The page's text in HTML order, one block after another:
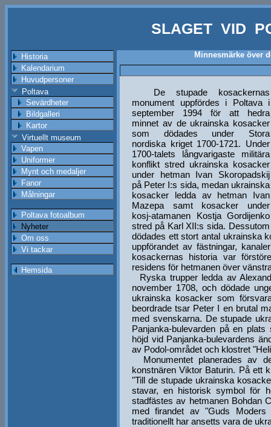
SLAGET VID
Historia
Kalendarium
Huvudpersoner
Poltava
Sevärdheter
Bildgalleri
Kartor
Virtuellt museum
Vapen
Uniformer
Mynt och medaljer
Fanor
Målningar
Poltava fotoalbum
Nyheter
Om oss
Vi tackar
Hemsida
Minnesmärke över
De stupade kosackernas
monument uppfördes i Poltava i
september 1994 för att hedra
minnet av de ukrainska kosacker
som dödades under Stora
nordiska kriget 1700-1721. Under
1700-talets långvarigaste militära
konflikt stred ukrainska kosacker
under hetman Ivan Skoropadskij
på Peter I:s sida, medan ukrainska
kosacker ledda av hetman Ivan
Mazepa samt kosacker under
kosj-atamanen Kostja Gordijenko
stred på Karl XII:s sida. Dessutom
dödades ett stort antal ukrainska
uppförandet av fästningar,
kosackernas historia var
residens för hetmanen över
Ryska trupper ledda av
november 1708, och dödade
ukrainska kosacker som
beordrade tsar Peter I en brutal
med svenskarna. De stupade
Panjanka-bulevarden på en
höjd vid Panjanka-bulevardens
av Podol-området och klostret
Monumentet planerades av
konstnären Viktor Baturin. På ett
"Till de stupade ukrainska
stavar, en historisk symbol för
stadfästes av hetmanen Bohdan
med firandet av "Guds Moders
traditionellt har ansetts vara de